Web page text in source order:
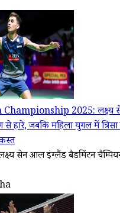
2025: लक्ष्य
से हारे, जबकि महिला युगल में
सेन आल इंग्लैंड बैडमिंटन